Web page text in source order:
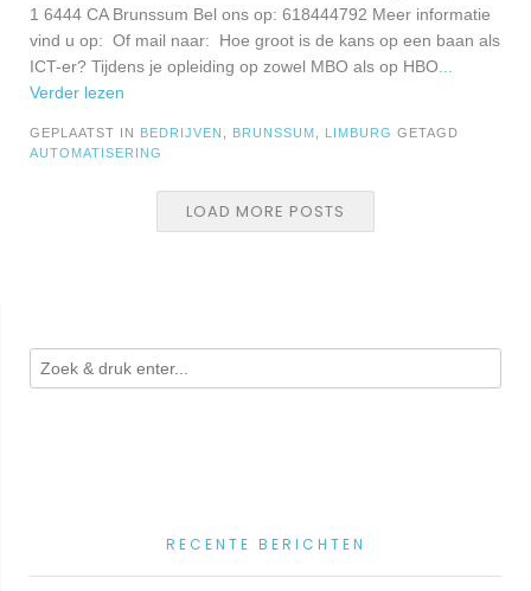
1 6444 CA Brunssum Bel ons op: 618444792 Meer informatie
vind u op: Of mail naar: Hoe groot is de kans op een baan als
ICT-er? Tijdens je opleiding op zowel MBO als op HBO
Verder lezen
GEPLAATST IN BEDRIJVEN BRUNSSUM LIMBURG GETAGD
AUTOMATISERING
LOAD MORE POSTS
RECENTE BERICHTEN